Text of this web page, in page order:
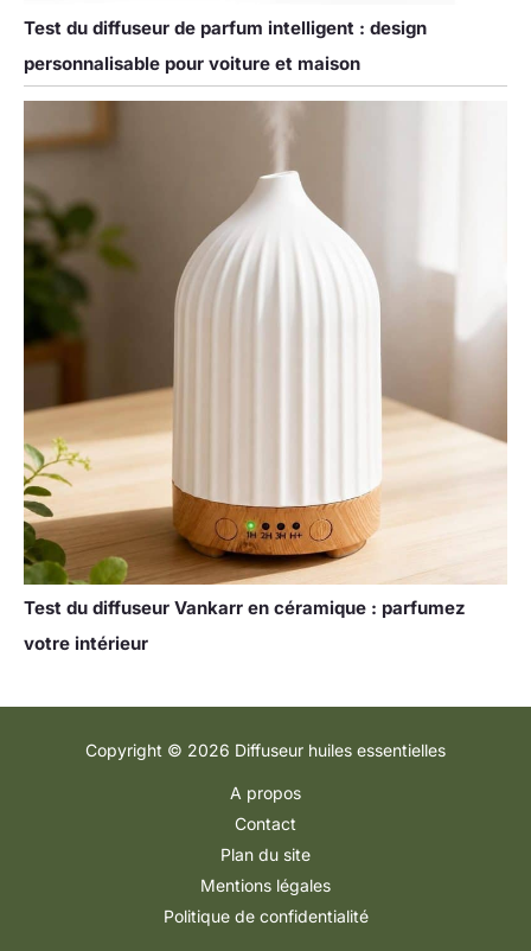
Test du diffuseur de parfum intelligent : design
personnalisable pour voiture et maison
Test du diffuseur Vankarr en céramique : parfumez
votre intérieur
Copyright © 2026 Diffuseur huiles essentielles
A propos
Contact
Plan du site
Mentions légales
Politique de confidentialité